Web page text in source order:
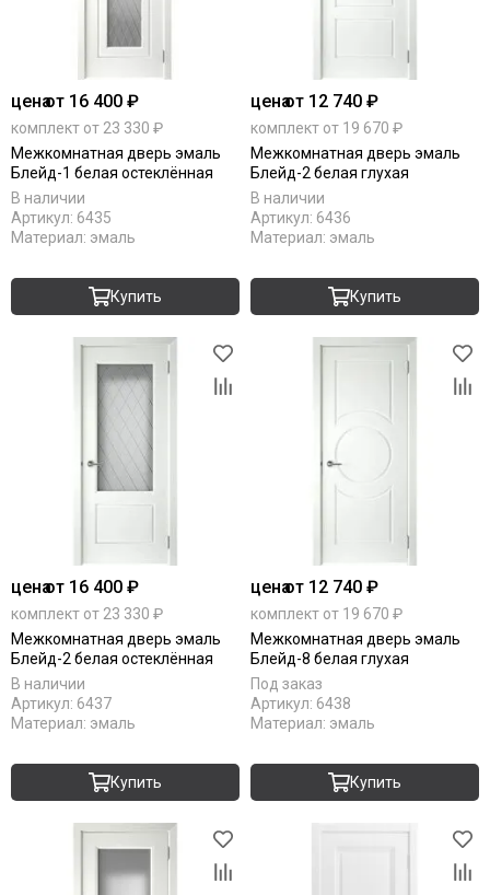
ценаот 16 400 ₽
комплект от 23 330 ₽
Межкомнатная дверь эмаль
Блейд-1 белая остеклённая
В наличии
Артикул: 6435
Материал: эмаль
Купить
ценаот 12 740 ₽
комплект от 19 670 ₽
Межкомнатная дверь эмаль
Блейд-2 белая глухая
В наличии
Артикул: 6436
Материал: эмаль
Купить
ценаот 16 400 ₽
комплект от 23 330 ₽
Межкомнатная дверь эмаль
Блейд-2 белая остеклённая
В наличии
Артикул: 6437
Материал: эмаль
Купить
ценаот 12 740 ₽
комплект от 19 670 ₽
Межкомнатная дверь эмаль
Блейд-8 белая глухая
Под заказ
Артикул: 6438
Материал: эмаль
Купить